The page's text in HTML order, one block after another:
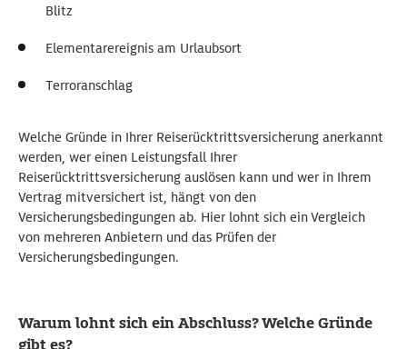
Blitz
Elementarereignis am Urlaubsort
Terroranschlag
Welche Gründe in Ihrer Reiserücktrittsversicherung anerkannt
werden, wer einen Leistungsfall Ihrer
Reiserücktrittsversicherung auslösen kann und wer in Ihrem
Vertrag mitversichert ist, hängt von den
Versicherungsbedingungen ab. Hier lohnt sich ein Vergleich
von mehreren Anbietern und das Prüfen der
Versicherungsbedingungen.
Warum lohnt sich ein Abschluss? Welche Gründe